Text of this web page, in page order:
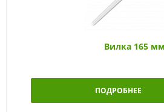
Вилка 165
ПОДРОБНЕЕ